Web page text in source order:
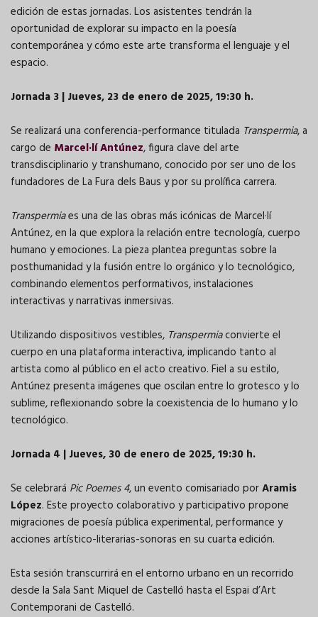
edición de estas jornadas. Los asistentes tendrán la
oportunidad de explorar su impacto en la poesía
contemporánea y cómo este arte transforma el lenguaje y el
espacio.
Jornada 3 | Jueves, 23 de enero de 2025, 19:30 h.
Se realizará una conferencia-performance titulada Transpermia, a
cargo de Marcel·lí Antúnez, figura clave del arte
transdisciplinario y transhumano, conocido por ser uno de los
fundadores de La Fura dels Baus y por su prolífica carrera.
Transpermiaes una de las obras más icónicas de Marcel·lí
Antúnez, en la que explora la relación entre tecnología, cuerpo
humano y emociones. La pieza plantea preguntas sobre la
posthumanidad y la fusión entre lo orgánico y lo tecnológico,
combinando elementos performativos, instalaciones
interactivas y narrativas inmersivas.
Utilizando dispositivos vestibles, Transpermiaconvierte el
cuerpo en una plataforma interactiva, implicando tanto al
artista como al público en el acto creativo. Fiel a su estilo,
Antúnez presenta imágenes que oscilan entre lo grotesco y lo
sublime, reflexionando sobre la coexistencia de lo humano y lo
tecnológico.
Jornada 4 | Jueves, 30 de enero de 2025, 19:30 h.
Se celebrará Pic Poemes 4, un evento comisariado porAramis
López. Este proyecto colaborativo y participativo propone
migraciones de poesía pública experimental, performance y
acciones artístico-literarias-sonoras en su cuarta edición.
Esta sesión transcurrirá en el entorno urbano en un recorrido
desde la Sala Sant Miquel de Castelló hasta el Espai d’Art
Contemporani de Castelló.